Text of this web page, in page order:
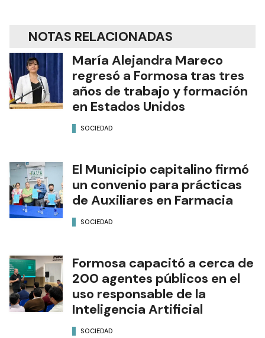
NOTAS RELACIONADAS
María Alejandra Mareco
regresó a Formosa tras tres
años de trabajo y formación
en Estados Unidos
SOCIEDAD
El Municipio capitalino firmó
un convenio para prácticas
de Auxiliares en Farmacia
SOCIEDAD
Formosa capacitó a cerca de
200 agentes públicos en el
uso responsable de la
Inteligencia Artificial
SOCIEDAD